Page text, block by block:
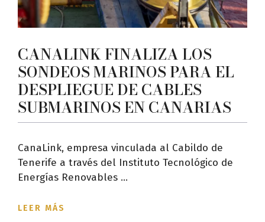
CANALINK FINALIZA LOS
SONDEOS MARINOS PARA EL
DESPLIEGUE DE CABLES
SUBMARINOS EN CANARIAS
CanaLink, empresa vinculada al Cabildo de
Tenerife a través del Instituto Tecnológico de
Energías Renovables ...
LEER MÁS